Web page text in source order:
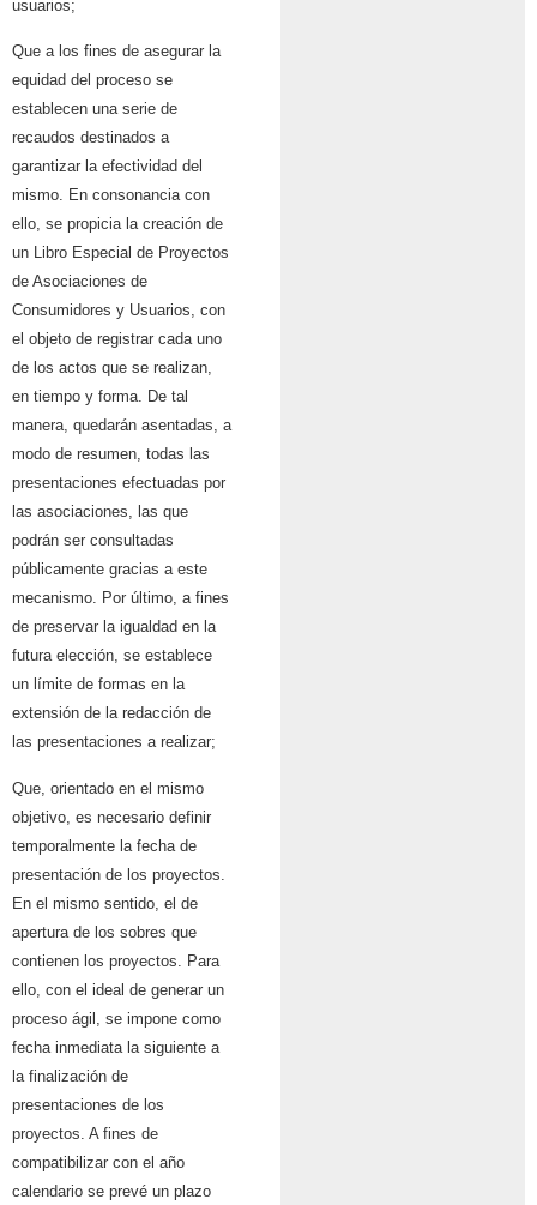
usuarios;
Que a los fines de asegurar la
equidad del proceso se
establecen una serie de
recaudos destinados a
garantizar la efectividad del
mismo. En consonancia con
ello, se propicia la creación de
un Libro Especial de Proyectos
de Asociaciones de
Consumidores y Usuarios, con
el objeto de registrar cada uno
de los actos que se realizan,
en tiempo y forma. De tal
manera, quedarán asentadas, a
modo de resumen, todas las
presentaciones efectuadas por
las asociaciones, las que
podrán ser consultadas
públicamente gracias a este
mecanismo. Por último, a fines
de preservar la igualdad en la
futura elección, se establece
un límite de formas en la
extensión de la redacción de
las presentaciones a realizar;
Que, orientado en el mismo
objetivo, es necesario definir
temporalmente la fecha de
presentación de los proyectos.
En el mismo sentido, el de
apertura de los sobres que
contienen los proyectos. Para
ello, con el ideal de generar un
proceso ágil, se impone como
fecha inmediata la siguiente a
la finalización de
presentaciones de los
proyectos. A fines de
compatibilizar con el año
calendario se prevé un plazo